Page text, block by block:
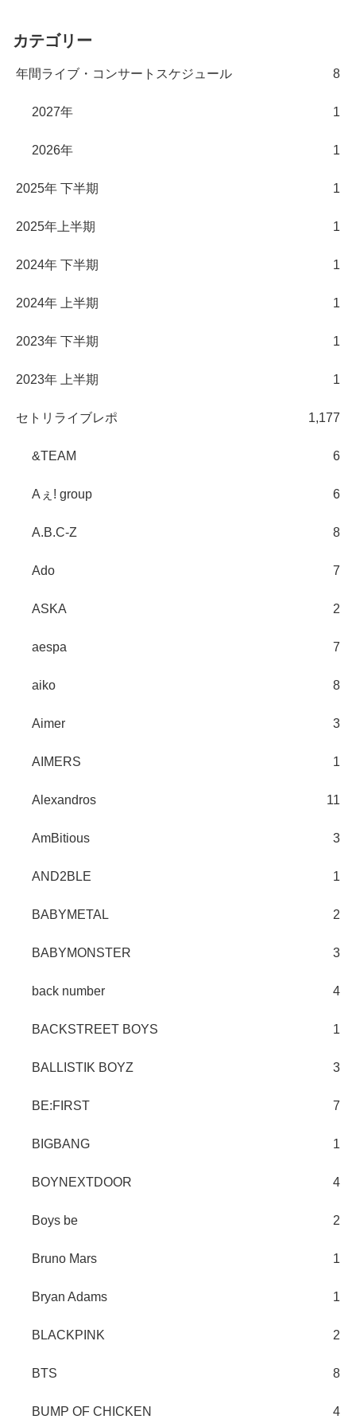
カテゴリー
年間ライブ・コンサートスケジュール 8
2027年 1
2026年 1
2025年 下半期 1
2025年上半期 1
2024年 下半期 1
2024年 上半期 1
2023年 下半期 1
2023年 上半期 1
セトリライブレポ 1,177
&TEAM 6
Aぇ! group 6
A.B.C-Z 8
Ado 7
ASKA 2
aespa 7
aiko 8
Aimer 3
AIMERS 1
Alexandros 11
AmBitious 3
AND2BLE 1
BABYMETAL 2
BABYMONSTER 3
back number 4
BACKSTREET BOYS 1
BALLISTIK BOYZ 3
BE:FIRST 7
BIGBANG 1
BOYNEXTDOOR 4
Boys be 2
Bruno Mars 1
Bryan Adams 1
BLACKPINK 2
BTS 8
BUMP OF CHICKEN 4